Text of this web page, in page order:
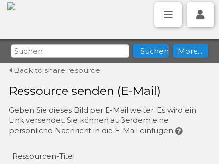
Back to share resource
Ressource senden (E-Mail)
Geben Sie dieses Bild per E-Mail weiter. Es wird ein
Link versendet. Sie können außerdem eine
persönliche Nachricht in die E-Mail einfügen.
Ressourcen-Titel